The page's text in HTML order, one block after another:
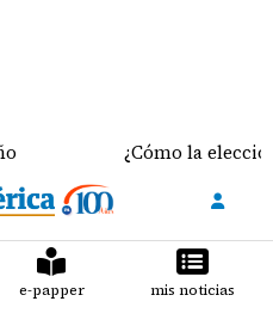
¿Cómo la elección del
e-papper mis noticias